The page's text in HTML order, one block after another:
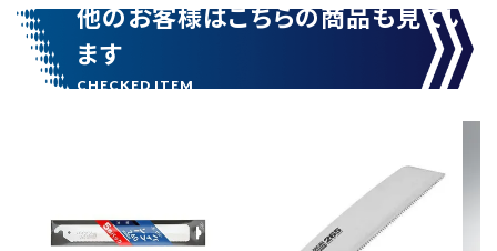
他のお客様はこちらの商品も見てい
ます